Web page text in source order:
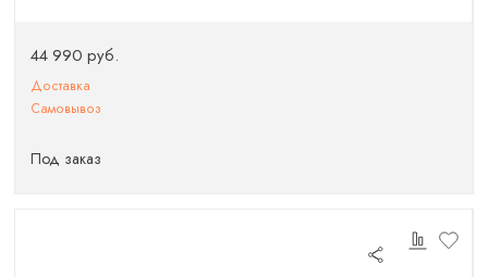
44 990 руб.
Доставка
Самовывоз
Под заказ